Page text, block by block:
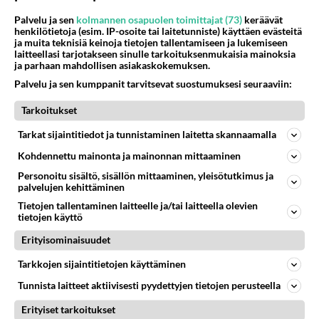
Voiko meidän välit
Koskaan parantua tästä?
05.08.2026 05:34
Ikävä
72
Jos SDP ei voita reilusti, persut kumoavat demokratian Suomesta
Näin tekisi ainakin Rydman seuratessaan idolinsa Trumpin mallia https://www.is.fi/politiikka/art-2000012187244.html
06.08.2026 09:02
434
797
Kummallinen jossakin suhteessa?
05.08.2026 17:47
Ikävä
47
659
Mies, olenko ymmärtänyt oikein?
05.08.2026 11:40
Ikävä
625
05.08.2026 03:21
Kitee
82
604
Palvelu ja sen kolmannen osapuolen toimittajat (73) keräävät
henkilötietoja (esim. IP-osoite tai laitetunniste) käyttäen evästeitä
ja muita teknisiä keinoja tietojen tallentamiseen ja lukemiseen
laitteellasi tarjotakseen sinulle tarkoituksenmukaisia mainoksia
ja parhaan mahdollisen asiakaskokemuksen.
Palvelu ja sen kumppanit tarvitsevat suostumuksesi seuraaviin:
Tarkoitukset
Tarkat sijaintitiedot ja tunnistaminen laitetta skannaamalla
Kohdennettu mainonta ja mainonnan mittaaminen
Personoitu sisältö, sisällön mittaaminen, yleisötutkimus ja
palvelujen kehittäminen
Tietojen tallentaminen laitteelle ja/tai laitteella olevien
tietojen käyttö
Erityisominaisuudet
Tarkkojen sijaintitietojen käyttäminen
Tunnista laitteet aktiivisesti pyydettyjen tietojen perusteella
Erityiset tarkoitukset